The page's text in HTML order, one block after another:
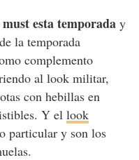
esta temporaday
la temporada
complemento
al look militar,
con hebillas en
Y el look
particular y son los